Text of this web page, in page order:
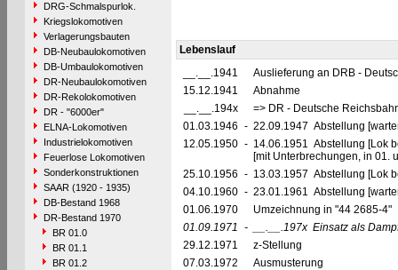
DRG-Schmalspurlok.
Kriegslokomotiven
Verlagerungsbauten
DB-Neubaulokomotiven
DB-Umbaulokomotiven
DR-Neubaulokomotiven
DR-Rekolokomotiven
DR - "6000er"
ELNA-Lokomotiven
Industrielokomotiven
Feuerlose Lokomotiven
Sonderkonstruktionen
SAAR (1920 - 1935)
DB-Bestand 1968
DR-Bestand 1970
BR 01.0
BR 01.1
BR 01.2
Lebenslauf
__.__.1941
Auslieferung an DRB -
15.12.1941
Abnahme
__.__.194x
=> DR - Deutsche
01.03.1946 - 22.09.1947 Abstellung
12.05.1950 - 14.06.1951 Abstellung [Lok
[mit Unterbrechungen, in 01.
25.10.1956 - 13.03.1957 Abstellung [Lok
04.10.1960 - 23.01.1961 Abstellung
01.06.1970
Umzeichnung in "44 2685-4"
01.09.1971 - __.__.197x Einsatz als
29.12.1971
z-Stellung
07.03.1972
Ausmusterung